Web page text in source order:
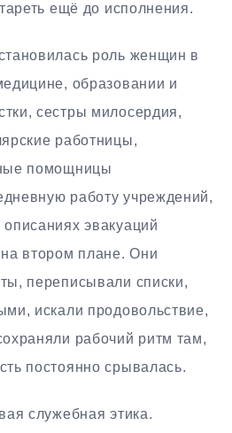
ещё до исполнения.
роль женщин в
образовании и
сестры милосердия,
работницы,
помощницы
работу учреждений,
эвакуаций
втором плане. Они
переписывали списки,
искали продовольствие,
рабочий ритм там,
постоянно срывалась.
служебная этика.